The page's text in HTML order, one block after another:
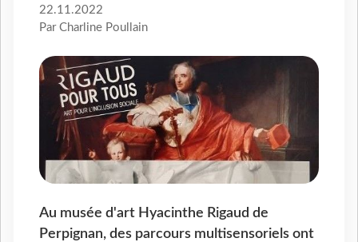
22.11.2022
Par Charline Poullain
Au musée d'art Hyacinthe Rigaud de
Perpignan, des parcours multisensoriels ont